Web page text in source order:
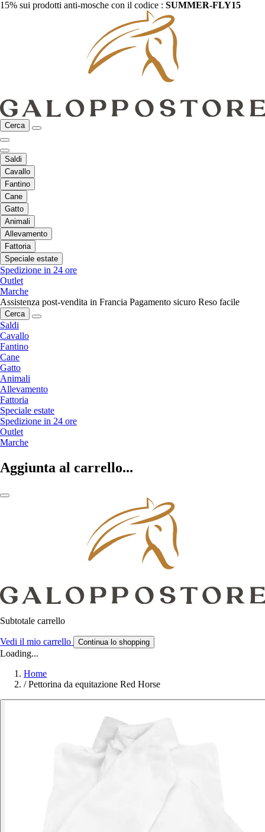
15% sui prodotti anti-mosche con il codice : SUMMER-FLY15
Cerca
Saldi
Cavallo
Fantino
Cane
Gatto
Animali
Allevamento
Fattoria
Speciale estate
Spedizione in 24 ore
Outlet
Marche
Assistenza post-vendita in Francia Pagamento sicuro Reso facile
Cerca
Saldi
Cavallo
Fantino
Cane
Gatto
Animali
Allevamento
Fattoria
Speciale estate
Spedizione in 24 ore
Outlet
Marche
Aggiunta al carrello...
Subtotale carrello
Vedi il mio carrello Continua lo shopping
Loading...
Home
/ Pettorina da equitazione Red Horse